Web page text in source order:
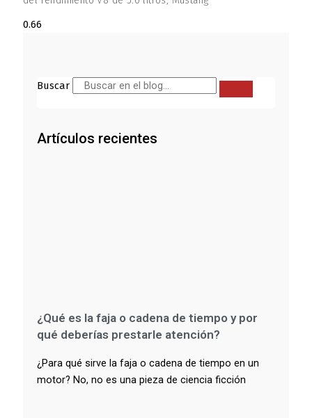
Buscar
Artículos recientes
¿Qué es la faja o cadena de tiempo y por
qué deberías prestarle atención?
¿Para qué sirve la faja o cadena de tiempo en un
motor? No, no es una pieza de ciencia ficción